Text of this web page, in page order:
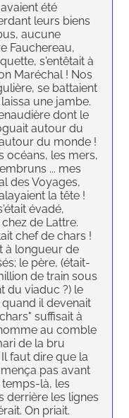
été
leurs biens
aucune
Fauchereau,
s'entêtait à
Maréchal ! Nos
se battaient
une jambe.
dont le
autour du
du monde !
océans, les mers,
... mes
des Voyages,
la tête !
évadé,
de Lattre.
chef de chars !
à longueur de
le père, (était-
de train sous
du viaduc ?) le
il devenait
suffisait à
au comble
de la bru
faut dire que la
pas avant
là, les
derrière les lignes
On priait.